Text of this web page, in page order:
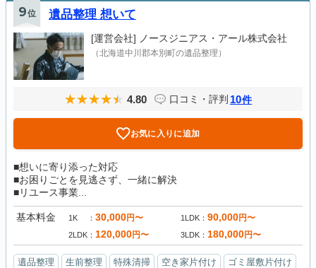
9位 遺品整理 想いて
[運営会社] ノースジニアス・アール株式会社
（北海道中川郡本別町の遺品整理）
4.80 口コミ・評判 10件
お気に入りに追加
■想いに寄り添った対応
■お困りごとを見逃さず、一緒に解決
■リユース事業...
基本料金 1K 30,000円〜 1LDK 90,000円〜
2LDK 120,000円〜 3LDK 180,000円〜
遺品整理 生前整理 特殊清掃 空き家片付け
ゴミ屋敷片付け